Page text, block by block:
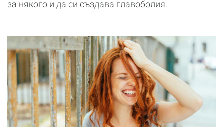
за някого и да си създава главоболия.